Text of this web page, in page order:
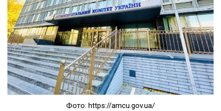
Фото: https://amcu.gov.ua/